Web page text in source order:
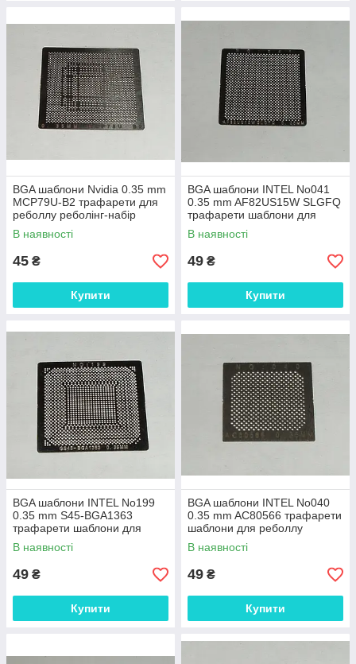
BGA шаблони Nvidia 0.35 mm
MCP79U-B2 трафарети для
реболлу реболінг-набір
відновлення паяння ремонт
прямого
В наявності
45 ₴
Купити
BGA шаблони INTEL No041
0.35 mm AF82US15W SLGFQ
трафарети шаблони для
реболлу реболінг-набір
відновлення пай
В наявності
49 ₴
Купити
BGA шаблони INTEL No199
0.35 mm S45-BGA1363
трафарети шаблони для
реболлу реболінг-набір
відновлення паяння р
В наявності
49 ₴
Купити
BGA шаблони INTEL No040
0.35 mm AC80566 трафарети
шаблони для реболлу
реболінг-набір відновлення
паяння ремон
В наявності
49 ₴
Купити